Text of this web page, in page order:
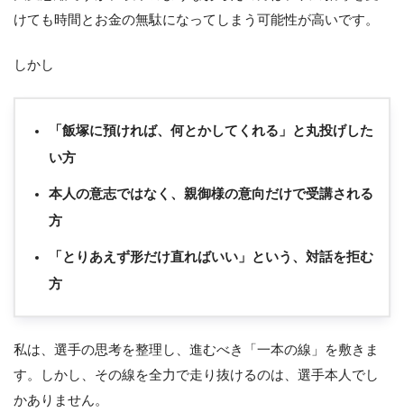
けても時間とお金の無駄になってしまう可能性が高いです。
しかし
「飯塚に預ければ、何とかしてくれる」と丸投げした
い方
本人の意志ではなく、親御様の意向だけで受講される
方
「とりあえず形だけ直ればいい」という、対話を拒む
方
私は、選手の思考を整理し、進むべき「一本の線」を敷きま
す。しかし、その線を全力で走り抜けるのは、選手本人でし
かありません。